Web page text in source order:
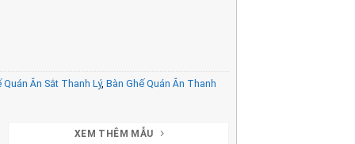
Quán Ăn Sắt Thanh Lý,Bàn Ghế Quán Ăn Thanh
XEM THÊM MẪU